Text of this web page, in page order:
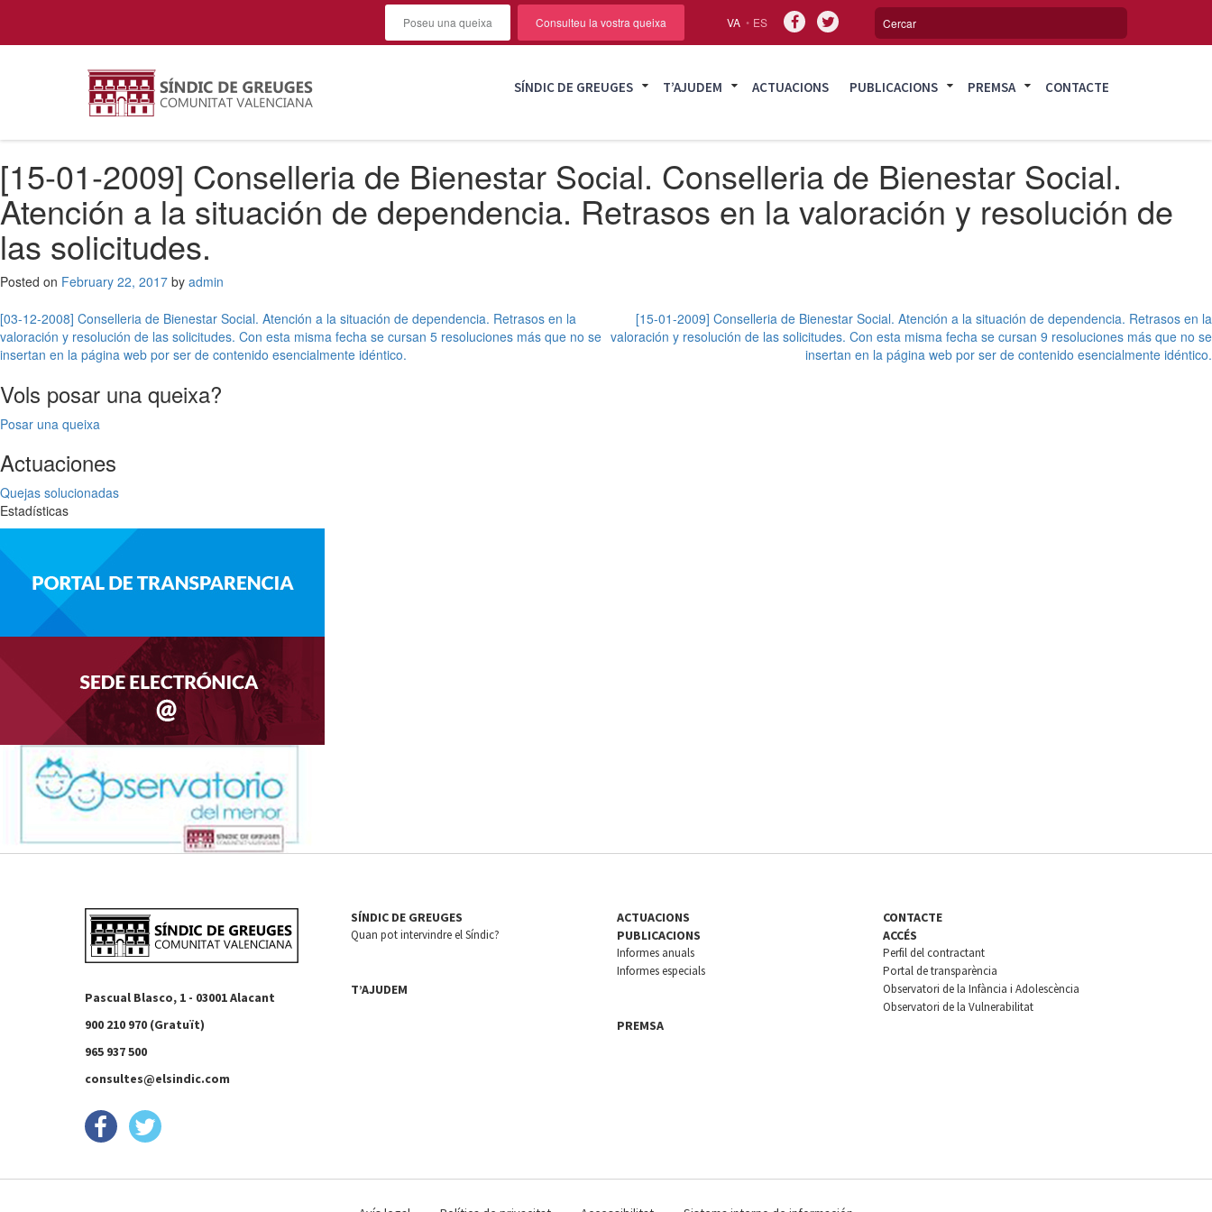
VA ES
Poseu una queixa Consulteu la vostra queixa
SÍNDIC DE GREUGES T’AJUDEM ACTUACIONS PUBLICACIONS PREMSA CONTACTE
[15-01-2009] Conselleria de Bienestar Social. Conselleria de Bienestar Social.
Atención a la situación de dependencia. Retrasos en la valoración y resolución de
las solicitudes.
Posted on February 22, 2017 by admin
Post
navigation
[03-12-2008] Conselleria de Bienestar Social. Atención a la situación de dependencia. Retrasos en la
valoración y resolución de las solicitudes. Con esta misma fecha se cursan 5 resoluciones más que no se
insertan en la página web por ser de contenido esencialmente idéntico.
[15-01-2009] Conselleria de Bienestar Social. Atención a la situación de dependencia. Retrasos en la
valoración y resolución de las solicitudes. Con esta misma fecha se cursan 9 resoluciones más que no se
insertan en la página web por ser de contenido esencialmente idéntico.
Vols posar una queixa?
Posar una queixa
Actuaciones
Quejas solucionadas
Estadísticas
Pascual Blasco, 1 - 03001 Alacant
900 210 970 (Gratuït)
965 937 500
consultes@elsindic.com
SÍNDIC DE GREUGES
Quan pot intervindre el Síndic?
T’AJUDEM
ACTUACIONS
PUBLICACIONS
Informes anuals
Informes especials
PREMSA
CONTACTE
ACCÉS
Perfil del contractant
Portal de transparència
Observatori de la Infància i Adolescència
Observatori de la Vulnerabilitat